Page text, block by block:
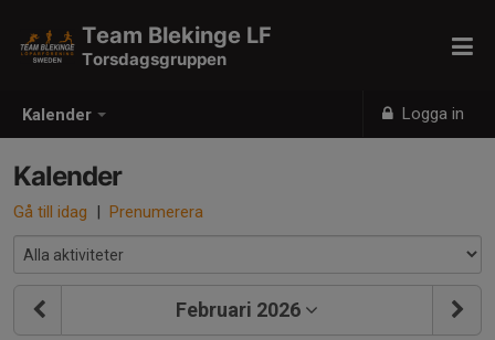
Kalender Logga in
Team Blekinge LF
Torsdagsgruppen
Kalender
Gå till idag | Prenumerera
Februari 2026